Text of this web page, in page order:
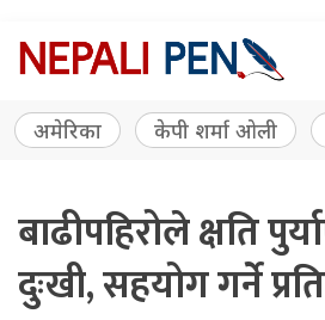
अमेरिका केपी शर्मा ओली
बाढीपहिरोले क्षति
दुःखी, सहयोग गर्ने